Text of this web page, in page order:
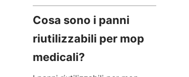
Cosa sono i panni
riutilizzabili per mop
medicali?